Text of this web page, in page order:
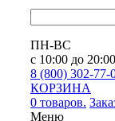
ПН-ВС
с 10:00 до 20:00
8 (800) 302-77-
КОРЗИНА
0 товаров.
Меню